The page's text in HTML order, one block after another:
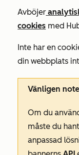
Avböjer
cookies med
Inte har en
din webbplats
Vänligen
Om du
måste du
anpassad